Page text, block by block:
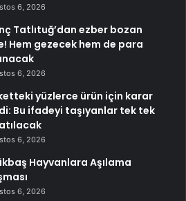
6, 2026
Tatlıtuğ’dan ezber bozan
Hem gezecek hem de para
6, 2026
yüzlerce ürün için karar
Bu ifadeyi taşıyanlar tek tek
6, 2026
Hayvanlara Aşılama
6, 2026